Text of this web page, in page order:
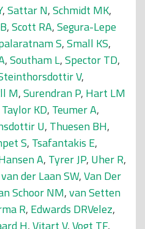
,Sattar N,Schmidt MK,
,Scott RA,Segura-Lepe
S,Small KS,
,Southam L,Spector TD,
V,
M,Surendran P, Hart LM
Taylor KD, Teumer A,
U, Thuesen BH,
S, Tsafantakis E,
A, Tyrer JP, Uher R,
van der Laan SW,Van Der
Schoor NM,van Setten
R, Edwards DRVelez,
H,Vitart V,Vogt TF,